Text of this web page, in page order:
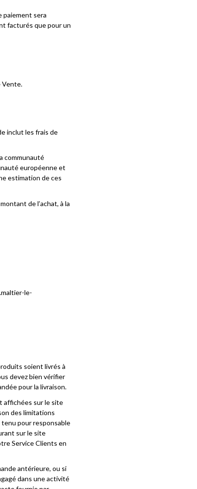
paiement sera
facturés que pour un
Vente.
inclut les frais de
communauté
européenne et
estimation de ces
de l’achat, à la
le-
soient livrés à
devez bien vérifier
pour la livraison.
affichées sur le site
des limitations
pour responsable
sur le site
Service Clients en
antérieure, ou si
dans une activité